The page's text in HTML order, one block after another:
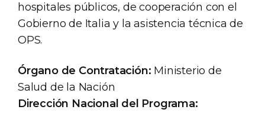
hospitales públicos, de cooperación con el
Gobierno de Italia y la asistencia técnica de
OPS.
Órgano de Contratación: Ministerio de
Salud de la Nación
Dirección Nacional del Programa: